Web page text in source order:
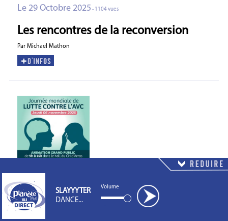
SLAYYYTER
DANCE...
Volume
Le 29 Octobre 2025 - 1104 vues
Les rencontres de la reconversion
Par Michael Mathon
ARRAS COMMUNAUTE URBAINE